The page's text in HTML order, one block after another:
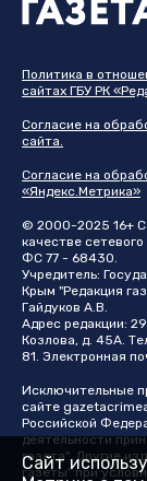
Политика в
сайтах ГБУ РК
Согласие на
сайта.
Согласие на
«Яндекс.Метрика»
© 2000-2025 16+
качестве
ФС 77 - 68430.
Учредитель:
Крым "Редакция
Гайдуков А.В.
Адрес редакции:
Козлова, д. 45А.
81. Электронная
Исключительные
сайте
Российской
деятельности
газета". Другие
газеты" при
Сайт